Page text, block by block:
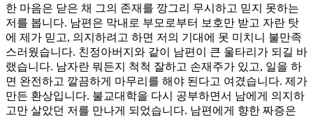
한 마음은 닫은 채 그의 존재를 깡그리 무시하고 믿지 못하는
저를 봅니다. 남편은 막내로 부모로부터 보호만 받고 자란 탓
에 제가 믿고, 의지하려고 하면 저의 기대에 못 미치니 불만족
스러웠습니다. 친정아버지와 같이 남편이 큰 울타리가 되길 바
랬습니다. 남자란 뭐든지 척척 잘하고 손재주가 있고, 일을 하
면 완전하고 깔끔하게 마무리를 해야 된다고 여겼습니다. 제가
만든 환상입니다. 불교대학을 다시 공부하면서 남에게 의지하
고만 살았던 저를 만나게 되었습니다. 남편에게 향한 짜증은